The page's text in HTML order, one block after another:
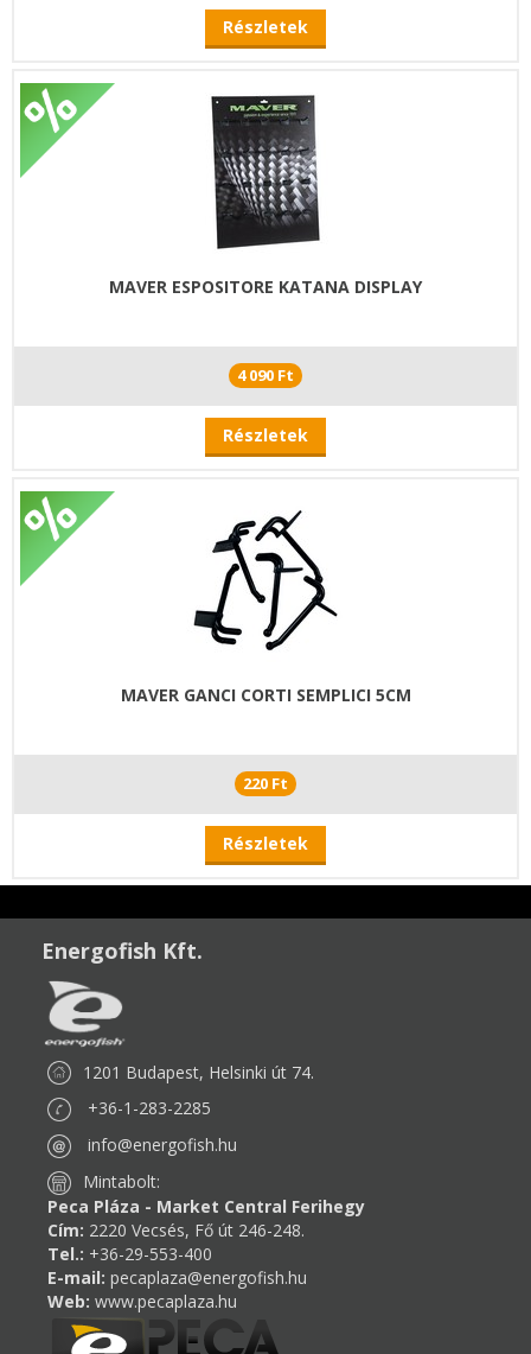
Részletek
MAVER ESPOSITORE KATANA DISPLAY
4 090 Ft
Részletek
MAVER GANCI CORTI SEMPLICI 5CM
220 Ft
Részletek
Energofish Kft.
1201 Budapest, Helsinki út 74.
+36-1-283-2285
info@energofish.hu
Mintabolt:
Peca Pláza - Market Central Ferihegy
Cím: 2220 Vecsés, Fő út 246-248.
Tel.: +36-29-553-400
E-mail: pecaplaza@energofish.hu
Web: www.pecaplaza.hu